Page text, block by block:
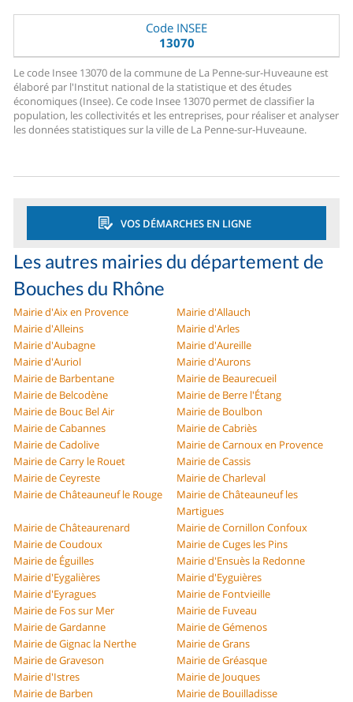
Code INSEE
13070
Le code Insee 13070 de la commune de La Penne-sur-Huveaune est
élaboré par l'Institut national de la statistique et des études
économiques (Insee). Ce code Insee 13070 permet de classifier la
population, les collectivités et les entreprises, pour réaliser et analyser
les données statistiques sur la ville de La Penne-sur-Huveaune.
VOS DÉMARCHES EN LIGNE
Les autres mairies du département de
Bouches du Rhône
Mairie d'Aix en Provence
Mairie d'Allauch
Mairie d'Alleins
Mairie d'Arles
Mairie d'Aubagne
Mairie d'Aureille
Mairie d'Auriol
Mairie d'Aurons
Mairie de Barbentane
Mairie de Beaurecueil
Mairie de Belcodène
Mairie de Berre l'Étang
Mairie de Bouc Bel Air
Mairie de Boulbon
Mairie de Cabannes
Mairie de Cabriès
Mairie de Cadolive
Mairie de Carnoux en Provence
Mairie de Carry le Rouet
Mairie de Cassis
Mairie de Ceyreste
Mairie de Charleval
Mairie de Châteauneuf le Rouge
Mairie de Châteauneuf les
Martigues
Mairie de Châteaurenard
Mairie de Cornillon Confoux
Mairie de Coudoux
Mairie de Cuges les Pins
Mairie de Éguilles
Mairie d'Ensuès la Redonne
Mairie d'Eygalières
Mairie d'Eyguières
Mairie d'Eyragues
Mairie de Fontvieille
Mairie de Fos sur Mer
Mairie de Fuveau
Mairie de Gardanne
Mairie de Gémenos
Mairie de Gignac la Nerthe
Mairie de Grans
Mairie de Graveson
Mairie de Gréasque
Mairie d'Istres
Mairie de Jouques
Mairie de Barben
Mairie de Bouilladisse